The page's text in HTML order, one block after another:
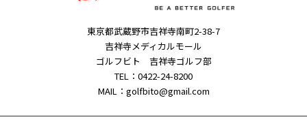
東京都武蔵野市吉祥寺南町2-38-7
吉祥寺メディカルモール
ゴルフビト 吉祥寺ゴルフ部
TEL：0422-24-8200
MAIL：golfbito@gmail.com